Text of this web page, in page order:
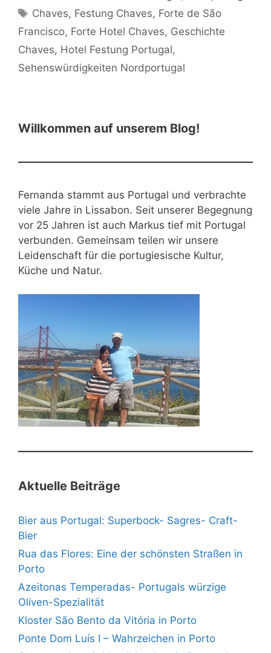
Schlagwörter
Chaves, Festung Chaves, Forte de São
Francisco, Forte Hotel Chaves, Geschichte
Chaves, Hotel Festung Portugal,
Sehenswürdigkeiten Nordportugal
Willkommen auf unserem Blog!
Fernanda stammt aus Portugal und verbrachte
viele Jahre in Lissabon. Seit unserer Begegnung
vor 25 Jahren ist auch Markus tief mit Portugal
verbunden. Gemeinsam teilen wir unsere
Leidenschaft für die portugiesische Kultur,
Küche und Natur.
Aktuelle Beiträge
Bier aus Portugal: Superbock- Sagres- Craft-
Bier
Rua das Flores: Eine der schönsten Straßen in
Porto
Azeitonas Temperadas- Portugals würzige
Oliven-Spezialität
Kloster São Bento da Vitória in Porto
Ponte Dom Luís I – Wahrzeichen in Porto